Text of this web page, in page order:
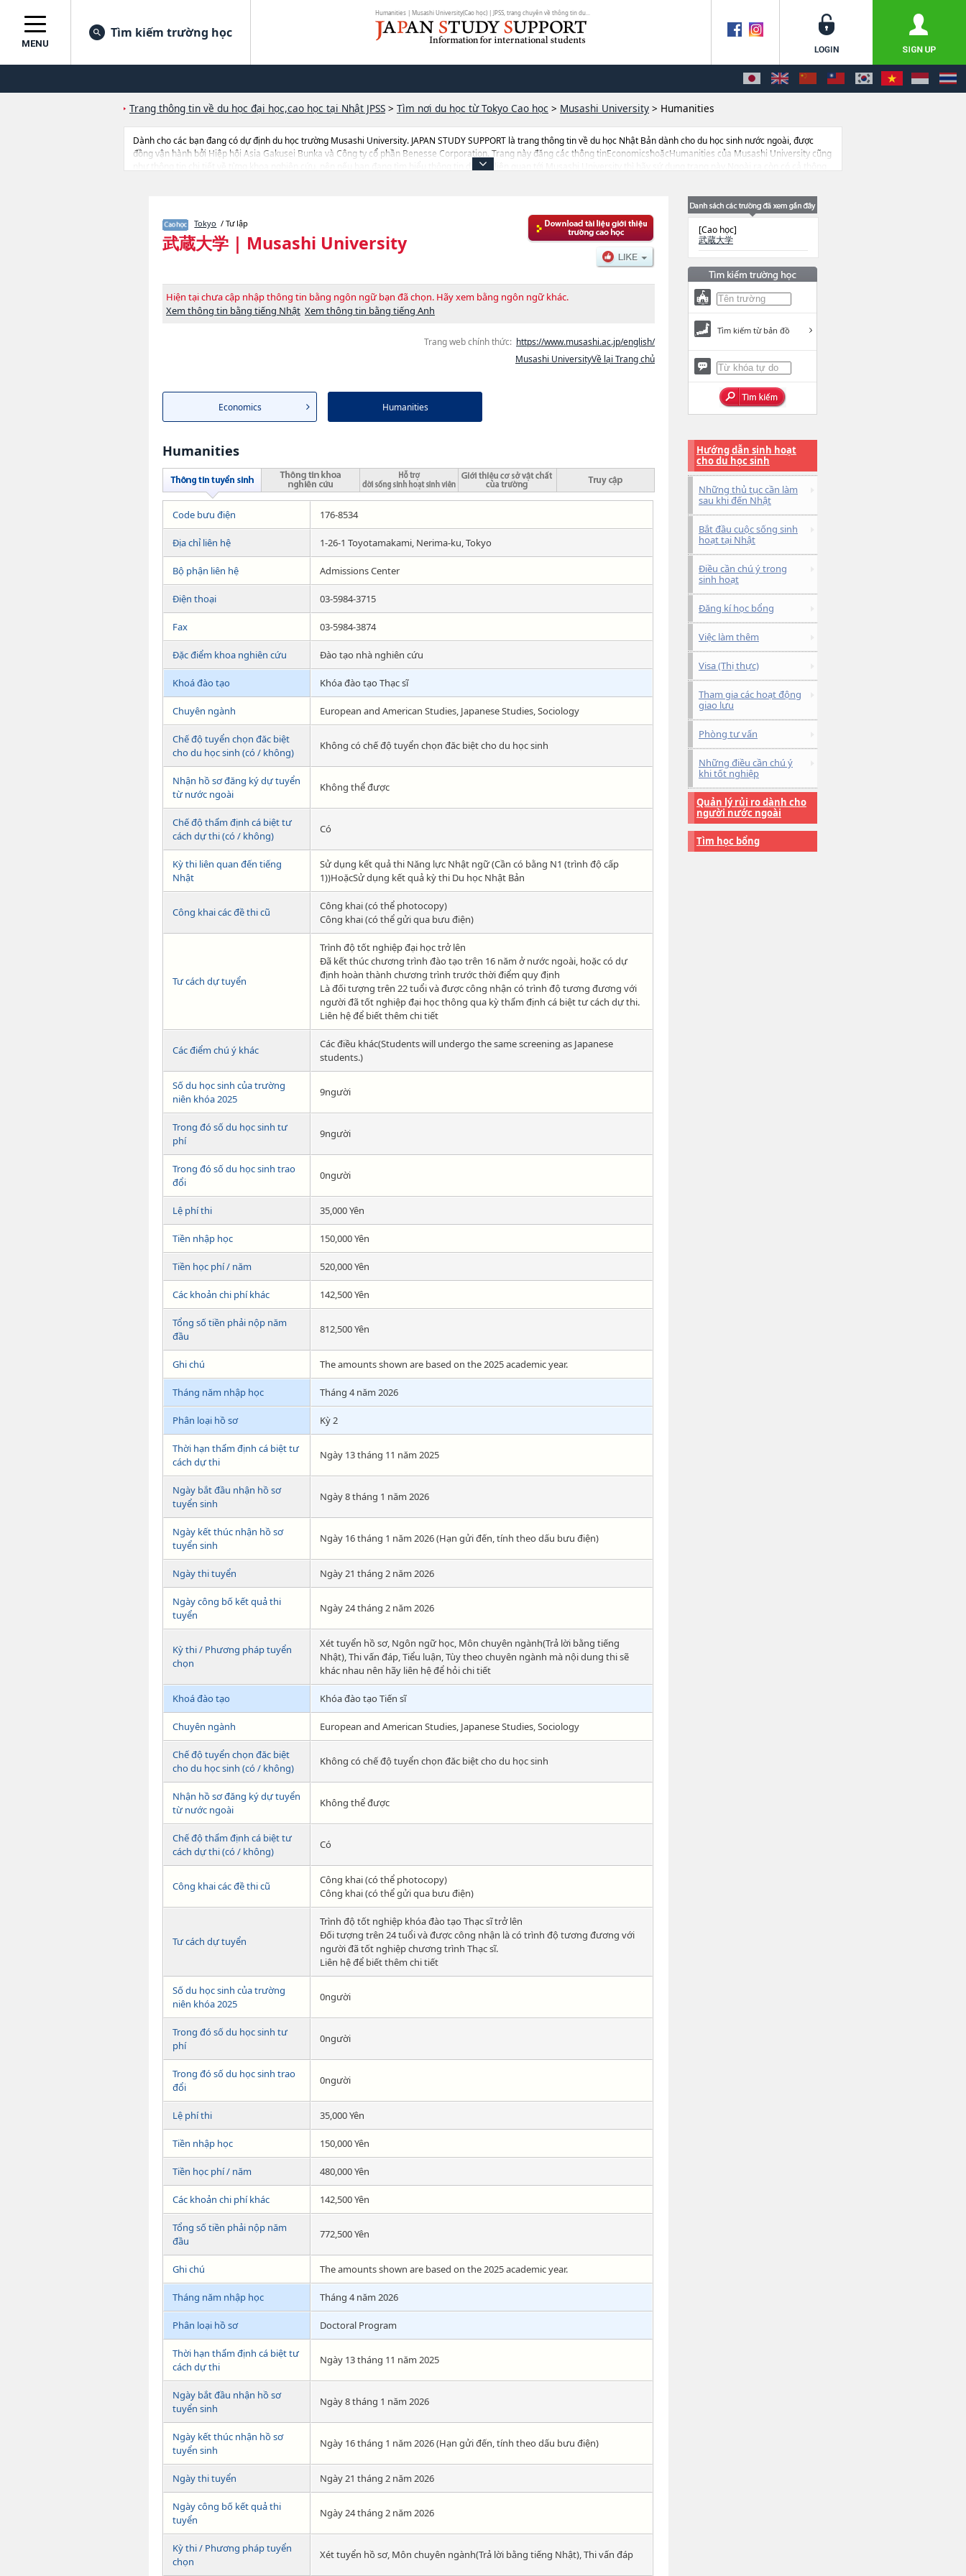
Humanities | Musashi University(Cao học) | JPSS, trang chuyên về thông tin du...
MENU
Tìm kiếm trường học
Trang thông tin về du học đại học,cao học tại Nhật JPSS > Tìm nơi du học từ Tokyo Cao học > Musashi University > Humanities
Dành cho các bạn đang có dự định du học trường Musashi University. JAPAN STUDY SUPPORT là trang thông tin về du học Nhật Bản dành cho du học sinh nước ngoài, được
đồng vận hành bởi Hiệp hội Asia Gakusei Bunka và Công ty cổ phần Benesse Corporation. Trang này đăng các thông tinEconomicshoặcHumanities của Musashi University cũng
như thông tin chi tiết về từng khoa nghiên cứu, nên nếu bạn đang tìm hiểu thông tin du học liên quan tới Musashi University thì hãy sứ dụng trang này.Ngoài ra còn có cả thông
Tokyo / Tư lập
武蔵大学 | Musashi University
Hiện tại chưa cập nhập thông tin bằng ngôn ngữ bạn đã chọn. Hãy xem bằng ngôn ngữ khác.
Xem thông tin bằng tiếng Nhật Xem thông tin bằng tiếng Anh
Trang web chính thức: https://www.musashi.ac.jp/english/
Musashi UniversityVề lại Trang chủ
Economics Humanities
Humanities
Code bưu điện 176-8534
Địa chỉ liên hệ 1-26-1 Toyotamakami, Nerima-ku, Tokyo
Bộ phận liên hệ Admissions Center
Điện thoại 03-5984-3715
Fax 03-5984-3874
Đặc điểm khoa nghiên cứu Đào tạo nhà nghiên cứu
Khoá đào tạo Khóa đào tạo Thạc sĩ
Chuyên ngành European and American Studies, Japanese Studies, Sociology
Chế độ tuyển chọn đăc biệt
cho du học sinh (có / không)
Không có chế độ tuyển chọn đăc biệt cho du học sinh
Nhận hồ sơ đăng ký dự tuyển
từ nước ngoài
Không thể được
Chế độ thẩm định cá biệt tư
cách dự thi (có / không)
Có
Kỳ thi liên quan đến tiếng
Nhật
Sử dụng kết quả thi Năng lực Nhật ngữ (Cần có bằng N1 (trình độ cấp
1))HoặcSử dụng kết quả kỳ thi Du học Nhật Bản
Công khai các đề thi cũ
Công khai (có thể photocopy)
Công khai (có thể gửi qua bưu điện)
Tư cách dự tuyển
Trình độ tốt nghiệp đại học trở lên
Đã kết thúc chương trình đào tạo trên 16 năm ở nước ngoài, hoặc có dự
định hoàn thành chương trình trước thời điểm quy định
Là đối tượng trên 22 tuổi và được công nhận có trình độ tương đương với
người đã tốt nghiệp đại học thông qua kỳ thẩm định cá biệt tư cách dự thi.
Liên hệ để biết thêm chi tiết
Các điểm chú ý khác
Các điều khác(Students will undergo the same screening as Japanese
students.)
Số du học sinh của trường
niên khóa 2025
9người
Trong đó số du học sinh tư
phí
9người
Trong đó số du học sinh trao
đổi
0người
Lệ phí thi 35,000 Yên
Tiền nhập học 150,000 Yên
Tiền học phí / năm 520,000 Yên
Các khoản chi phí khác 142,500 Yên
Tổng số tiền phải nộp năm
đầu
812,500 Yên
Ghi chú The amounts shown are based on the 2025 academic year.
Tháng năm nhập học Tháng 4 năm 2026
Phân loại hồ sơ Kỳ 2
Thời hạn thẩm định cá biệt tư
cách dự thi
Ngày 13 tháng 11 năm 2025
Ngày bắt đầu nhận hồ sơ
tuyển sinh
Ngày 8 tháng 1 năm 2026
Ngày kết thúc nhận hồ sơ
tuyển sinh
Ngày 16 tháng 1 năm 2026 (Hạn gửi đến, tính theo dấu bưu điện)
Ngày thi tuyển Ngày 21 tháng 2 năm 2026
Ngày công bố kết quả thi
tuyển
Ngày 24 tháng 2 năm 2026
Kỳ thi / Phương pháp tuyển
chọn
Xét tuyển hồ sơ, Ngôn ngữ học, Môn chuyên ngành(Trả lời bằng tiếng
Nhật), Thi vấn đáp, Tiểu luận, Tùy theo chuyên ngành mà nội dung thi sẽ
khác nhau nên hãy liên hệ để hỏi chi tiết
Khoá đào tạo Khóa đào tạo Tiến sĩ
Chuyên ngành European and American Studies, Japanese Studies, Sociology
Chế độ tuyển chọn đăc biệt
cho du học sinh (có / không)
Không có chế độ tuyển chọn đăc biệt cho du học sinh
Nhận hồ sơ đăng ký dự tuyển
từ nước ngoài
Không thể được
Chế độ thẩm định cá biệt tư
cách dự thi (có / không)
Có
Công khai các đề thi cũ
Công khai (có thể photocopy)
Công khai (có thể gửi qua bưu điện)
Tư cách dự tuyển
Trình độ tốt nghiệp khóa đào tạo Thạc sĩ trở lên
Đối tượng trên 24 tuổi và được công nhận là có trình độ tương đương với
người đã tốt nghiệp chương trình Thạc sĩ.
Liên hệ để biết thêm chi tiết
Số du học sinh của trường
niên khóa 2025
0người
Trong đó số du học sinh tư
phí
0người
Trong đó số du học sinh trao
đổi
0người
Lệ phí thi 35,000 Yên
Tiền nhập học 150,000 Yên
Tiền học phí / năm 480,000 Yên
Các khoản chi phí khác 142,500 Yên
Tổng số tiền phải nộp năm
đầu
772,500 Yên
Ghi chú The amounts shown are based on the 2025 academic year.
Tháng năm nhập học Tháng 4 năm 2026
Phân loại hồ sơ Doctoral Program
Thời hạn thẩm định cá biệt tư
cách dự thi
Ngày 13 tháng 11 năm 2025
Ngày bắt đầu nhận hồ sơ
tuyển sinh
Ngày 8 tháng 1 năm 2026
Ngày kết thúc nhận hồ sơ
tuyển sinh
Ngày 16 tháng 1 năm 2026 (Hạn gửi đến, tính theo dấu bưu điện)
Ngày thi tuyển Ngày 21 tháng 2 năm 2026
Ngày công bố kết quả thi
tuyển
Ngày 24 tháng 2 năm 2026
Kỳ thi / Phương pháp tuyển
chọn
Xét tuyển hồ sơ, Môn chuyên ngành(Trả lời bằng tiếng Nhật), Thi vấn đáp
[Cao học]
武蔵大学
Tìm kiếm từ bản đồ
Hướng dẫn sinh hoạt
cho du học sinh
Những thủ tục cần làm
sau khi đến Nhật
Bắt đầu cuộc sống sinh
hoạt tại Nhật
Điều cần chú ý trong
sinh hoạt
Đăng kí học bổng
Việc làm thêm
Visa (Thị thực)
Tham gia các hoạt động
giao lưu
Phòng tư vấn
Những điều cần chú ý
khi tốt nghiệp
Quản lý rủi ro dành cho
người nước ngoài
Tìm học bổng